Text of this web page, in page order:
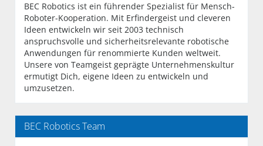
BEC Robotics ist ein führender Spezialist für Mensch-
Roboter-Kooperation. Mit Erfindergeist und cleveren
Ideen entwickeln wir seit 2003 technisch
anspruchsvolle und sicherheitsrelevante robotische
Anwendungen für renommierte Kunden weltweit.
Unsere von Teamgeist geprägte Unternehmenskultur
ermutigt Dich, eigene Ideen zu entwickeln und
umzusetzen.
BEC Robotics Team